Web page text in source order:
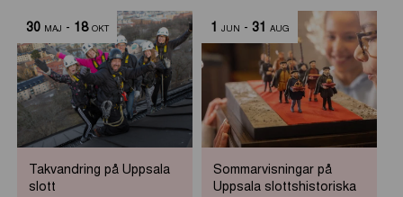
30 MAJ - 18 OKT
Takvandring på Uppsala
slott
1 JUN - 31 AUG
Sommarvisningar på
Uppsala slottshistoriska